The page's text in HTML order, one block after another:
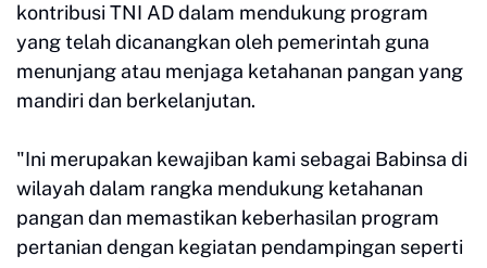
kontribusi TNI AD dalam mendukung program
yang telah dicanangkan oleh pemerintah guna
menunjang atau menjaga ketahanan pangan yang
mandiri dan berkelanjutan.
"Ini merupakan kewajiban kami sebagai Babinsa di
wilayah dalam rangka mendukung ketahanan
pangan dan memastikan keberhasilan program
pertanian dengan kegiatan pendampingan seperti